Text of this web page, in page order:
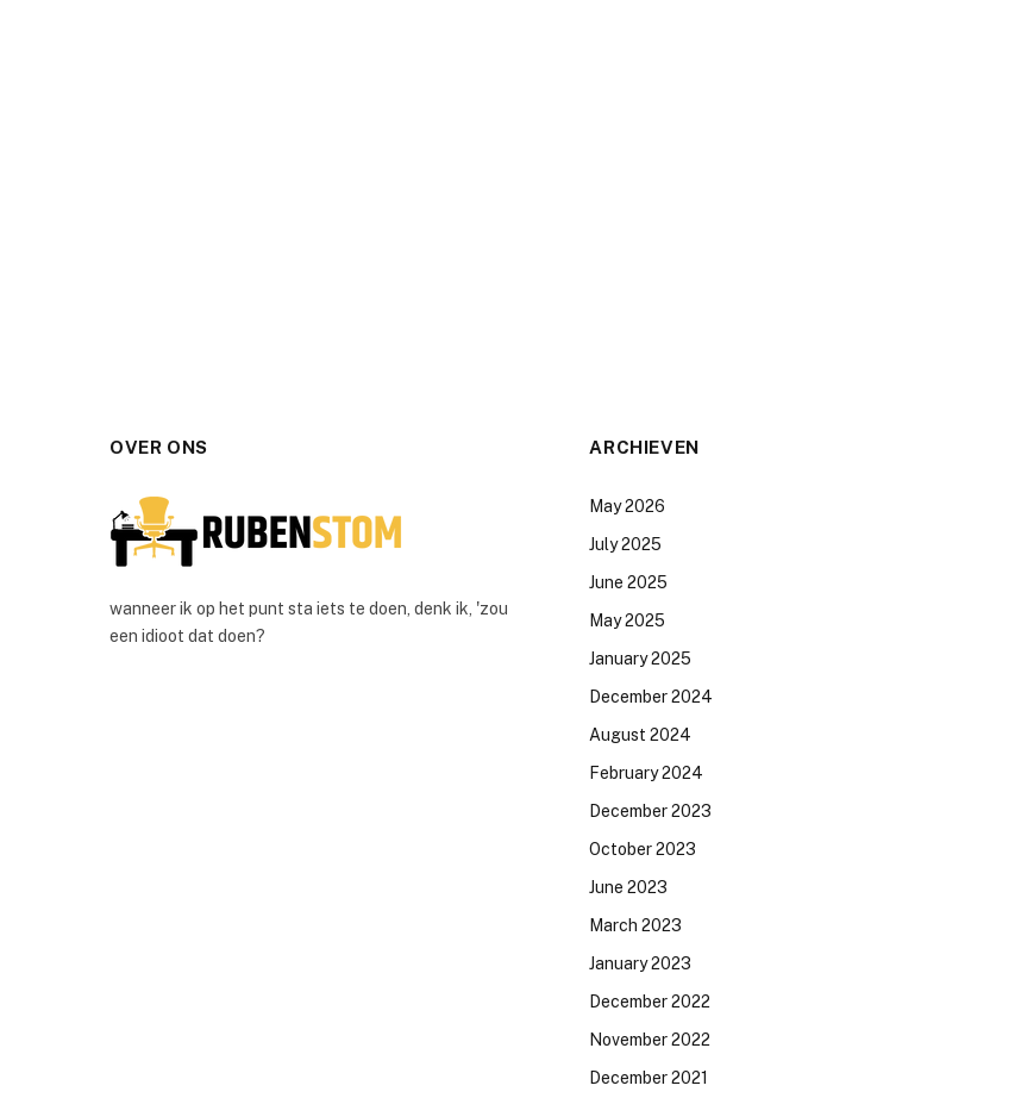
OVER ONS
wanneer ik op het punt sta iets te doen, denk ik, 'zou
een idioot dat doen?
ARCHIEVEN
May 2026
July 2025
June 2025
May 2025
January 2025
December 2024
August 2024
February 2024
December 2023
October 2023
June 2023
March 2023
January 2023
December 2022
November 2022
December 2021